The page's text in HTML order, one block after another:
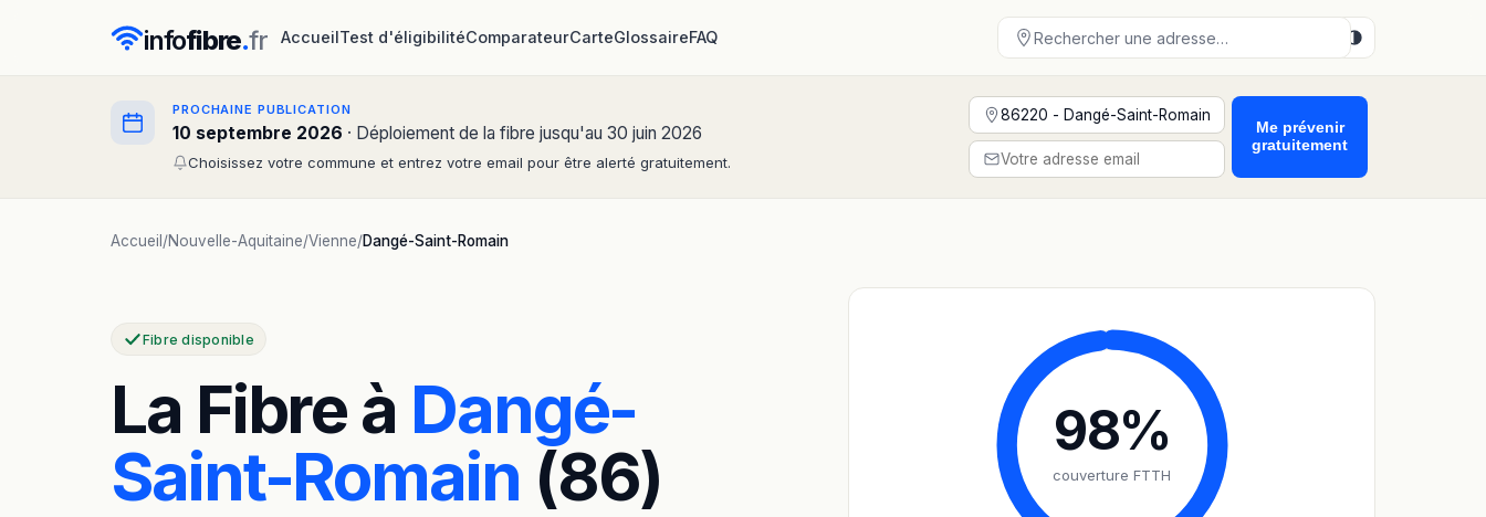
infofibre.fr AccueilTest d'éligibilitéComparateurCarteGlossaireFAQ
PROCHAINE PUBLICATION
10 septembre 2026 · Déploiement de la fibre jusqu'au 30 juin 2026
Choisissez votre commune et entrez votre email pour être alerté gratuitement.
Me prévenir
gratuitement
Accueil /Nouvelle-Aquitaine/Vienne/Dangé-Saint-Romain
Fibre disponible
La Fibre à Dangé-
Saint-Romain (86)
98%
couverture FTTH